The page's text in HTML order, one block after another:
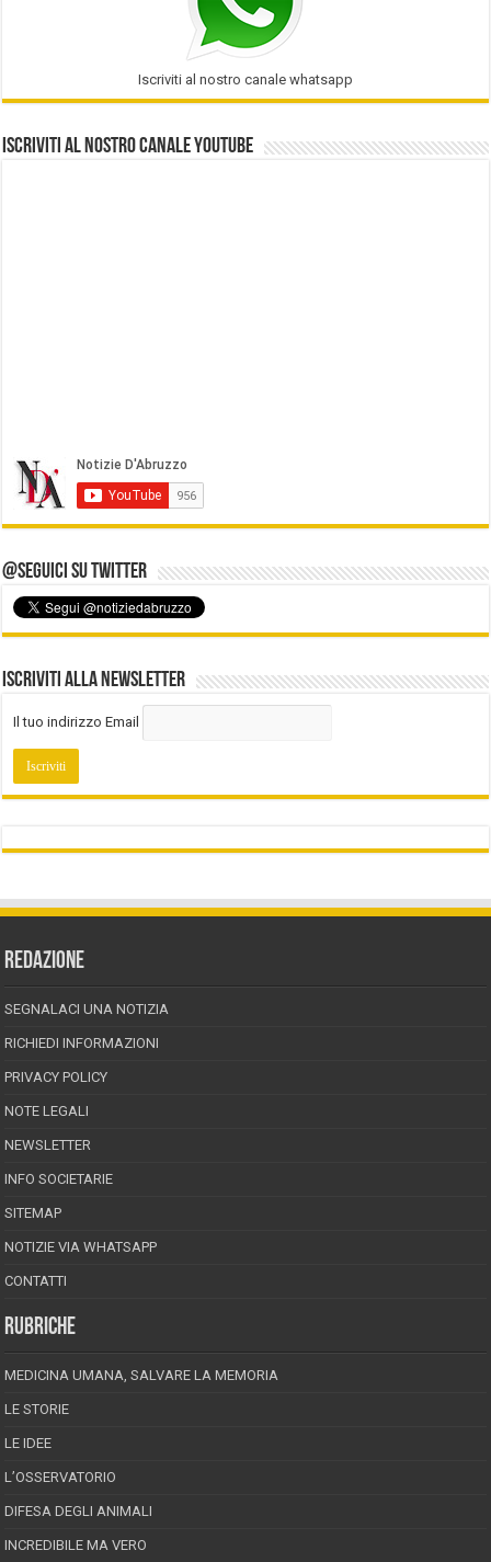
Iscriviti al nostro canale whatsapp
Iscriviti al nostro Canale Youtube
@Seguici su Twitter
Iscriviti alla Newsletter
Il tuo indirizzo Email
REDAZIONE
SEGNALACI UNA NOTIZIA
RICHIEDI INFORMAZIONI
PRIVACY POLICY
NOTE LEGALI
NEWSLETTER
INFO SOCIETARIE
SITEMAP
NOTIZIE VIA WHATSAPP
CONTATTI
RUBRICHE
MEDICINA UMANA, SALVARE LA MEMORIA
LE STORIE
LE IDEE
L’OSSERVATORIO
DIFESA DEGLI ANIMALI
INCREDIBILE MA VERO